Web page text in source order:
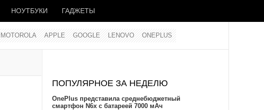
НОУТБУКИ ГАДЖЕТЫ
MOTOROLA APPLE GOOGLE LENOVO ONEPLUS
ПОПУЛЯРНОЕ ЗА НЕДЕЛЮ
OnePlus представила среднебюджетный
смартфон N6x с батареей 7000 мАч